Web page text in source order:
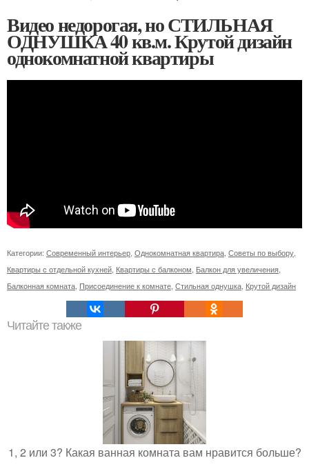
Видео недорогая, но СТИЛЬНАЯ
ОДНУШКА 40 кв.м. Крутой дизайн
однокомнатной квартиры
Категории: Современный интерьер, Однокомнатная квартира, Советы по выбору,
Квартиры с отдельной кухней, Квартиры с балконом, Балкон для увеличения,
Балконная комната, Присоединение к комнате, Стильная однушка, Крутой дизайн
Читайте также
1, 2 или 3? Какая ванная комната вам нравится больше?